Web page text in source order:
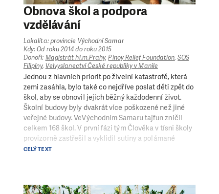
Obnova škol a podpora
vzdělávání
Lokalita: provincie Východní Samar
Kdy: Od roku 2014 do roku 2015
Donoři: Magistrát hl.m.Prahy,Pinoy Relief Foundation,SOS
Filipíny, Velvyslanectví České republiky v Manile
Jednou z hlavních priorit po živelní katastrofě, která
zemi zasáhla, bylo také co nejdříve poslat děti zpět do
škol, aby se obnovil jejich běžný každodenní život.
Školní budovy byly dvakrát více poškozené než jiné
veřejné budovy. VeVýchodním Samaru tajfun zničil
celkem 168 škol. V první fázi tým Člověka v tísni školy
provizorně zastřešil a vyklidil sutiny a polámané
stromy z okolí. V roce 2014 pak zahájil celkovou
CELÝ TEXT